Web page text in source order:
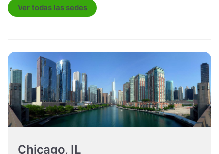
Ver todas las sedes
Chicago, IL